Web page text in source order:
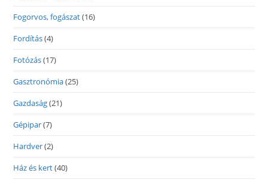
Fogorvos, fogászat(16)
Fordítás(4)
Fotózás(17)
Gasztronómia(25)
Gazdaság(21)
Gépipar(7)
Hardver(2)
Ház és kert(40)